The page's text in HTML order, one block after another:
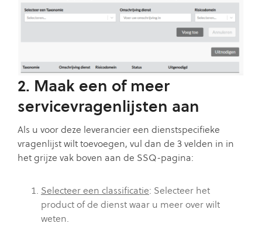
2. Maak een of meer
servicevragenlijsten aan
Als u voor deze leverancier een dienstspecifieke
vragenlijst wilt toevoegen, vul dan de 3 velden in in
het grijze vak boven aan de SSQ-pagina:
Selecteer een classificatie: Selecteer het
product of de dienst waar u meer over wilt
weten.